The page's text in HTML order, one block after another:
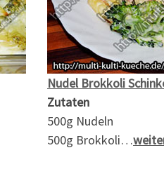
Nudel Brokkoli
Zutaten
500g Nudeln
500g Brokkoli…